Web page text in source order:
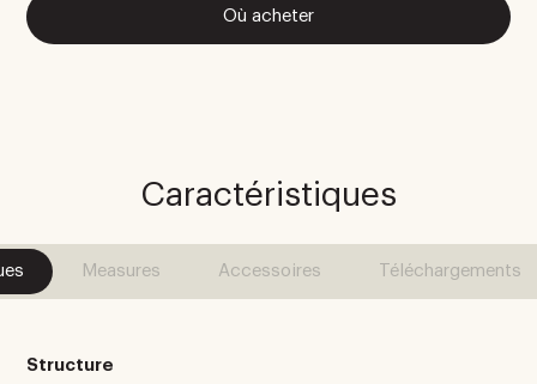
Où acheter
Caractéristiques
Measures Accessoires Téléchargements
Structure